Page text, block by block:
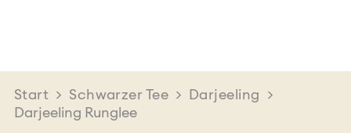
Start > Schwarzer Tee > Darjeeling >
Darjeeling Runglee